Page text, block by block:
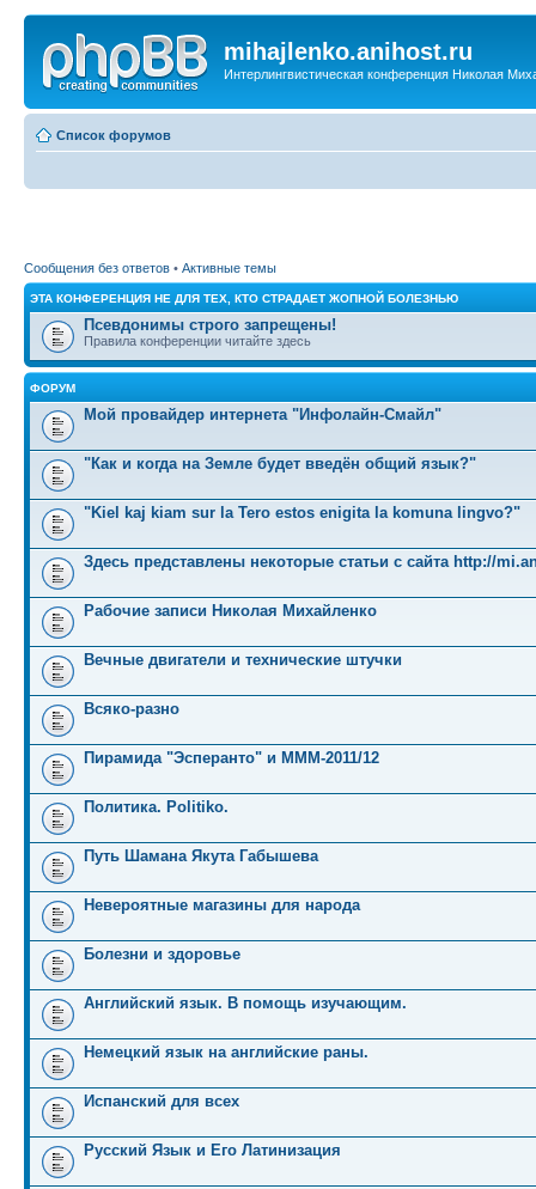
mihajlenko.anihost.ru
Интерлингвистическая конференция Николая
Список форумов
Сообщения без ответов • Активные темы
ЭТА КОНФЕРЕНЦИЯ НЕ ДЛЯ ТЕХ, КТО СТРАДАЕТ ЖОПНОЙ БОЛЕЗНЬЮ
Псевдонимы строго запрещены!
Правила конференции читайте здесь
ФОРУМ
Мой провайдер интернета "Инфолайн-Смайл"
"Как и когда на Земле будет введён общий язык?"
"Kiel kaj kiam sur la Tero estos enigita la komuna lingvo?"
Здесь представлены некоторые статьи с сайта http://
Рабочие записи Николая Михайленко
Вечные двигатели и технические штучки
Всяко-разно
Пирамида "Эсперанто" и MMM-2011/12
Политика. Politiko.
Путь Шамана Якута Габышева
Невероятные магазины для народа
Болезни и здоровье
Английский язык. В помощь изучающим.
Немецкий язык на английские раны.
Испанский для всех
Русский Язык и Его Латинизация